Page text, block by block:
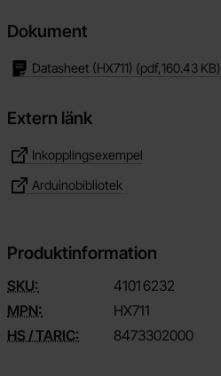
Dokument
Datasheet (HX711) (pdf,160.43 KB)
Extern länk
Inkopplingsexempel
Arduinobibliotek
Produktinformation
SKU: 41016232
MPN:
HX711
HS / TARIC:
8473302000